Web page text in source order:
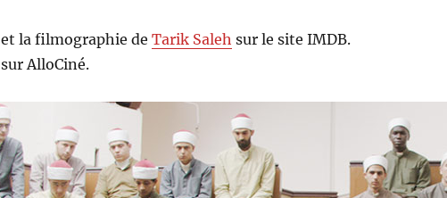
et la filmographie deTarik Saleh sur le site IMDB.
sur AlloCiné.